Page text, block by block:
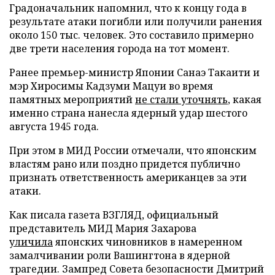
Градоначальник напомнил, что к концу года в
результате атаки погибли или получили ранения
около 150 тыс. человек. Это составило примерно
две трети населения города на тот момент.
Ранее премьер-министр Японии Санаэ Такаити и
мэр Хиросимы Кадзуми Мацуи во время
памятных мероприятийне стали уточнять, какая
именно страна нанесла ядерный удар шестого
августа 1945 года.
При этом в МИД России отмечали, что японским
властям рано или поздно придется публично
признать ответственность американцев за эти
атаки.
Как писала газета ВЗГЛЯД, официальный
представитель МИД Мария Захарова
уличилаяпонских чиновников в намеренном
замалчивании роли Вашингтона в ядерной
трагедии. Зампред Совета безопасности Дмитрий